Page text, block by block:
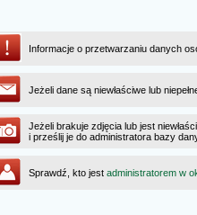
Informacje o przetwarzaniu danych
Jeżeli dane są niewłaściwe lub
Jeżeli brakuje zdjęcia lub jest
i prześlij je do administratora bazy
Sprawdź, kto jest administratorem w